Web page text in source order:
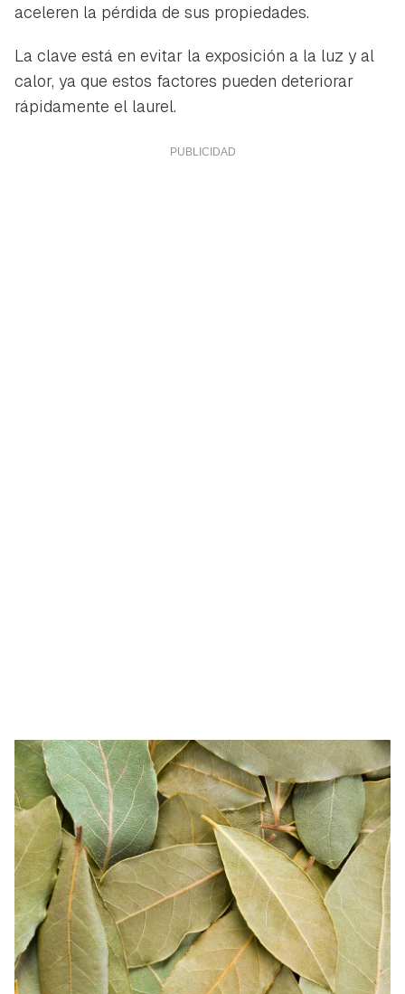
INICIAR SESIÓN
aceleren la pérdida de sus propiedades.
La clave está en evitar la exposición a la luz y al
calor, ya que estos factores pueden deteriorar
rápidamente el laurel.
ACEPTAR